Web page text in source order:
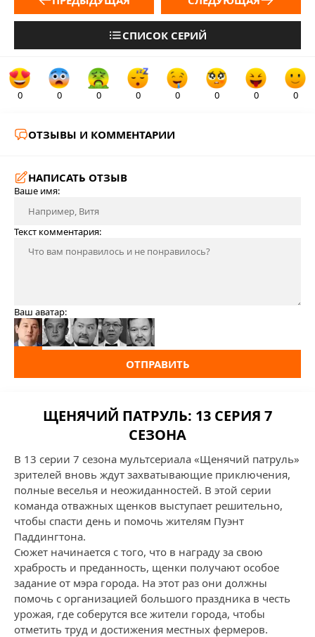
СПИСОК СЕРИЙ
0 0 0 0 0 0 0 0
ОТЗЫВЫ И КОММЕНТАРИИ
НАПИСАТЬ ОТЗЫВ
Ваше имя:
Текст комментария:
Ваш аватар:
ОТПРАВИТЬ
ЩЕНЯЧИЙ ПАТРУЛЬ: 13 СЕРИЯ 7
СЕЗОНА
В 13 серии 7 сезона мультсериала «Щенячий патруль»
зрителей вновь ждут захватывающие приключения,
полные веселья и неожиданностей. В этой серии
команда отважных щенков выступает решительно,
чтобы спасти день и помочь жителям Пуэнт
Паддингтона.
Сюжет начинается с того, что в награду за свою
храбрость и преданность, щенки получают особое
задание от мэра города. На этот раз они должны
помочь с организацией большого праздника в честь
урожая, где соберутся все жители города, чтобы
отметить труд и достижения местных фермеров.